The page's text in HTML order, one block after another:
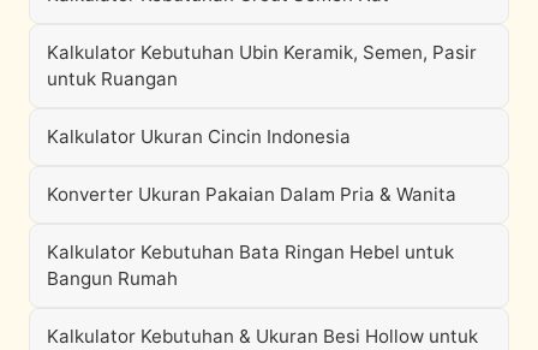
Kalkulator Kebutuhan Ubin Keramik, Semen, Pasir
untuk Ruangan
Kalkulator Ukuran Cincin Indonesia
Konverter Ukuran Pakaian Dalam Pria & Wanita
Kalkulator Kebutuhan Bata Ringan Hebel untuk
Bangun Rumah
Kalkulator Kebutuhan & Ukuran Besi Hollow untuk